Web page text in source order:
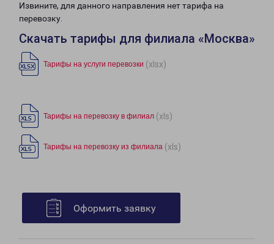
Извините, для данного направления нет тарифа на
перевозку.
Скачать тарифы для филиала «Москва»
Тарифы на услуги перевозки (xlsx)
Тарифы на перевозку в филиал (xls)
Тарифы на перевозку из филиала (xls)
Оформить заявку